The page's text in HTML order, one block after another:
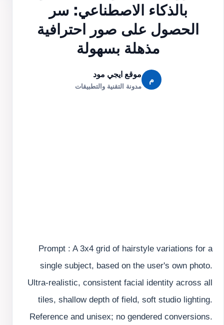
بالذكاء الاصطناعي: سر
الحصول على صور احترافية
مذهلة بسهولة
م
موقع ايجي مود
مدونة التقنية والتطبيقات
Prompt : A 3x4 grid of hairstyle variations for a
single subject, based on the user's own photo.
Ultra-realistic, consistent facial identity across all
tiles, shallow depth of field, soft studio lighting.
Reference and unisex; no gendered conversions.